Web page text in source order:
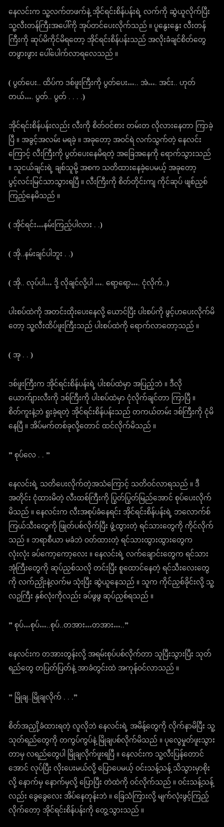
နေလင်းက သူ့လက်တဖက်နဲ့ အိုင်ရင်းစိန်ပန်းရဲ့ လက်ကို ဆွဲယူလိုက်ပြီး
သူ့လီးတန်ကြီးအပေါ်ကို အုပ်တင်ပေးလိုက်သည် ။ ပူနွေးနွေး လီးတန်
ကြီးကို ဆုပ်မိကိုင်မိရတော့ အိုင်ရင်းစိန်ပန်းသည် အလိုးခံချင်စိတ်တွေ
တဖွားဖွား ပေါ်ပေါက်လာရလေသည် ။
( ပွတ်ပေး.. ထိပ်က ဒစ်ဖူးကြီးကို ပွတ်ပေး….. အဲ…. အင်း.. ဟုတ်
တယ်…. ပွတ်.. ပွတ် . . . .)
အိုင်ရင်းစိန်ပန်းလည်း လီးကို စိတ်ဝင်စား တမ်းတ လိုလားနေတာ ကြာခဲ့
ပြီ ။ အခွင့်အလမ်း မရခဲ့ ။ အခုတော့ အဝင်ရဲ လက်သွက်တဲ့ နေလင်း
ကြောင့် လီးကြီးကို ပွတ်ပေးနေမိရတဲ့ အခြေအနေကို ရောက်သွားသည်
။ သူငယ်ချင်းရဲ့ ချစ်သူမို့ အစက သတိထားနေခဲ့ပေမယ့် အခုတော့
ပွင့်လင်းမြင်သာသွားရပြီ ။ လီးကြီးကို စိတ်တိုင်းကျ ကိုင်ဆုပ် ဖျစ်ညှစ်
ကြည့်နေမိသည် ။
( အိုင်ရင်း…နမ်းကြည့်ပါလား . .)
( အို..နမ်းချင်ပါဘူး . .)
( အို.. လုပ်ပါ… ဒို့ လိုချင်လို့ပါ …. ရော့ရော့…. ငုံလိုက်..)
ပါးစပ်ထဲကို အတင်းထိုးပေးနေလို့ ယောင်ပြီး ပါးစပ်ကို ဖွင့်ဟပေးလိုက်မိ
တော့ သူ့လီးထိပ်ဖူးကြီးသည် ပါးစပ်ထဲကို ရောက်လာတော့သည် ။
( အု . . )
ဒစ်ဖူးကြီးက အိုင်ရင်းစိန်ပန်းရဲ့ ပါးစပ်ထဲမှာ အပြည့်ဘဲ ။ ဒီလို
ယောက်ျားလီးကို ဒစ်ကြီးကို ပါးစပ်ထဲမှာ ငုံလိုက်ချင်တာ ကြာပြီ ။
စိတ်ကူးနဲ့ဘဲ ရူးခဲ့ရတဲ့ အိုင်ရင်းစိန်ပန်းသည် တကယ်တမ်း ဒစ်ကြီးကို ငုံမိ
နေပြီ ။ အိပ်မက်တစ်ခုလို့တောင် ထင်လိုက်မိသည် ။
” စုပ်လေ . . ”
နေလင်းရဲ့ သတိပေးလိုက်တဲ့အသံကြောင့် သတိဝင်လာရသည် ။ ဒီ
အတိုင်း ငုံထားမိတဲ့ လီးထစ်ကြီးကို ပြွတ်ပြွတ်မြည်အောင် စုပ်ပေးလိုက်
မိသည် ။ နေလင်းက လီးအစုပ်ခံနေရင်း အိုင်ရင်းစိန်ပန်းရဲ့ ဘလောက်စ်
ကြယ်သီးတွေကို ဖြုတ်ပစ်လိုက်ပြီး ဖွံ့ထွားတဲ့ ရင်သားတွေကို ကိုင်လိုက်
သည် ။ ဘရာစီယာ မခံဘဲ ဝတ်ထားတဲ့ ရင်သားထွားထွားတွေက
လုံးလုံး ခပ်ကော့ကော့လေး ။ နေလင်းရဲ့ လက်ချောင်းတွေက ရင်သား
အုံကြီးတွေကို ဆုပ်ညှစ်သလို တင်းပြီး စူထောင်နေတဲ့ ရင်သီးလေးတွေ
ကို လက်ညှိုးနဲ့လက်မ သုံးပြီး ဆွဲယူနေသည် ။ သူက ကိုင်ညှစ်ခိုင်းလို့ သူ့
လဥကြီး နှစ်လုံးကိုလည်း ခပ်ဖွဖွ ဆုပ်ညှစ်ရသည် ။
” စုပ်…စုပ်…..စုပ်..တအား…တအား…..”
နေလင်းက တအားတွန်းလို့ အရမ်းစုပ်ပစ်လိုက်တာ သူပြီးသွားပြီး သုတ်
ရည်တွေ တပြတ်ပြတ်နဲ့ အာခံတွင်းထဲ အကုန်ဝင်လာသည် ။
” မြိုချ..မြိုချလိုက် . . .”
စိတ်အညှို့ခံထားရတဲ့ လူလိုဘဲ နေလင်းရဲ့ အမိန့်တွေကို လိုက်နာမိပြီး သူ့
သုတ်ရည်တွေကို တကွပ်ကွပ်နဲ့ မြိုချပစ်လိုက်မိသည် ။ ပုလွေမှုတ်ဖူးသွား
တာမှ လရည်တွေပါ မြိုချလိုက်ဖူးရပြီ ။ နေလင်းက သူ့လီးပြန်တောင်
အောင် လုပ်ပြီး လိုးပေးမယ်လို့ ပြောပေမယ့် ဝင်းသန့်သန့် သိသွားမှာစိုး
လို့ နောက်မှ နောက်မှလို့ ပြောပြီး တဲထဲကို ဝင်လိုက်သည် ။ ဝင်းသန့်သန့်
လည်း ခွေခွေလေး အိပ်နေတုန်းဘဲ ။ ခြေသံကြားလို့ မျက်လုံးဖွင့်ကြည့်
လိုက်တော့ အိုင်ရင်းစိန်ပန်းကို တွေ့သွားသည် ။